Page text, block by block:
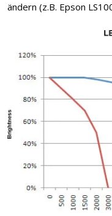
ändern (z.B. Epson